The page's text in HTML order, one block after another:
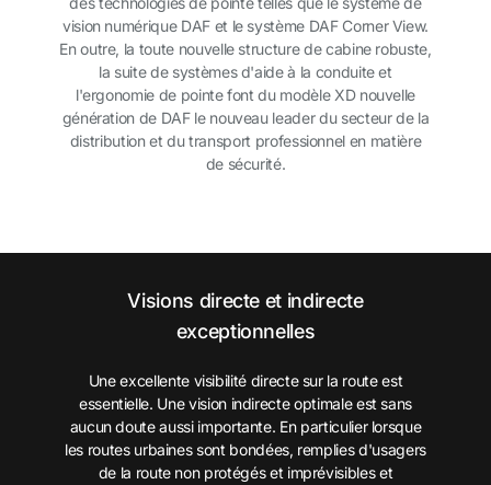
vision numérique DAF et le système DAF Corner View.
En outre, la toute nouvelle structure de cabine robuste,
la suite de systèmes d'aide à la conduite et
l'ergonomie de pointe font du modèle XD nouvelle
génération de DAF le nouveau leader du secteur de la
distribution et du transport professionnel en matière
de sécurité.
Visions directe et indirecte
exceptionnelles
Une excellente visibilité directe sur la route est
essentielle. Une vision indirecte optimale est sans
aucun doute aussi importante. En particulier lorsque
les routes urbaines sont bondées, remplies d'usagers
de la route non protégés et imprévisibles et